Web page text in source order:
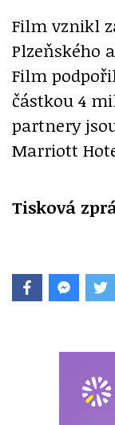
Film vznikl
Plzeňského
Film
částkou 4
partnery
Marriott
Tisková